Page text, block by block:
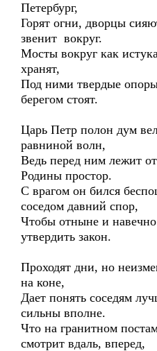
Петербург,
Горят огни, дворцы
звенит вокруг.
Мосты вокруг как
хранят,
Под ними твердые
берегом стоят.
Царь Петр полон дум
равниной волн,
Ведь перед ним лежит
Родины простор.
С врагом он бился
соседом давний спор,
Чтобы отныне и
утвердить закон.
Проходят дни, но
на коне,
Дает понять соседям
сильны вполне.
Что на гранитном
смотрит вдаль, вперед,